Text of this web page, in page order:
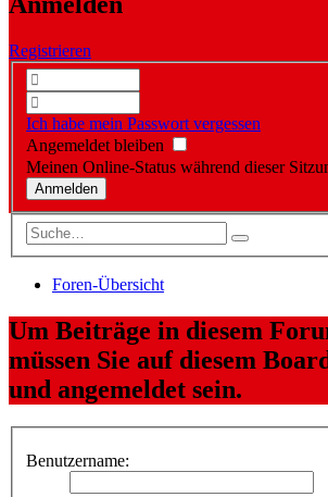
Registrieren
Ich habe mein Passwort vergessen
Angemeldet bleiben
Meinen Online-Status während dieser
Foren-Übersicht
Um Beiträge in diesem
müssen Sie auf diesem
und angemeldet sein.
Benutzername: